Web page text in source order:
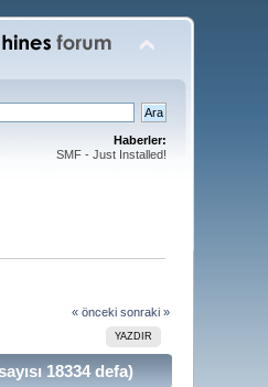
Haberler:
SMF - Just Installed!
« önceki sonraki »
YAZDIR
18334 defa)